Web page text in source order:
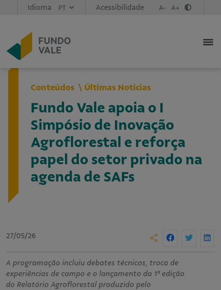
Idioma Acessibilidade A- A+
Conteúdos Últimas Notícias
Fundo Vale apoia o I
Simpósio de Inovação
Agroflorestal e reforça
papel do setor privado na
agenda de SAFs
27/05/26
A programação incluiu debates técnicos, troca de
experiências de campo e o lançamento da 1ª edição
do Relatório Agroflorestal produzido pelo